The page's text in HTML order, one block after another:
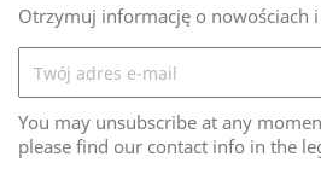
Otrzymuj informację o nowościach
You may unsubscribe at any
please find our contact info in the